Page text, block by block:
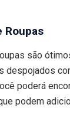
Roupas
são
despojados
poderá
podem